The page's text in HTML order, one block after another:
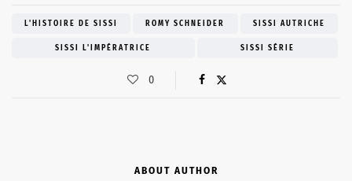
L'HISTOIRE DE SISSI ROMY SCHNEIDER SISSI AUTRICHE
SISSI L'IMPÉRATRICE SISSI SÉRIE
0
ABOUT AUTHOR